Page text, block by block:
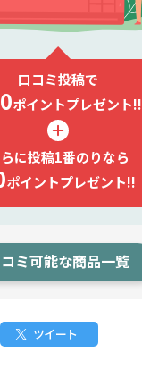
口コミ投稿で
ポイントプレゼント!!
に投稿1番のりなら
ポイントプレゼント!!
ミ可能な商品一覧
ツイート